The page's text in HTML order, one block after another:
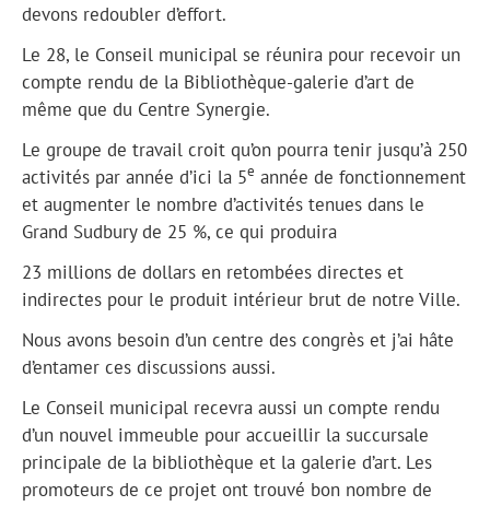
devons redoubler d’effort.
Le 28, le Conseil municipal se réunira pour recevoir un
compte rendu de la Bibliothèque-galerie d’art de
même que du Centre Synergie.
Le groupe de travail croit qu’on pourra tenir jusqu’à 250
activités par année d’ici la 5e année de fonctionnement
et augmenter le nombre d’activités tenues dans le
Grand Sudbury de 25 %, ce qui produira
23 millions de dollars en retombées directes et
indirectes pour le produit intérieur brut de notre Ville.
Nous avons besoin d’un centre des congrès et j’ai hâte
d’entamer ces discussions aussi.
Le Conseil municipal recevra aussi un compte rendu
d’un nouvel immeuble pour accueillir la succursale
principale de la bibliothèque et la galerie d’art. Les
promoteurs de ce projet ont trouvé bon nombre de